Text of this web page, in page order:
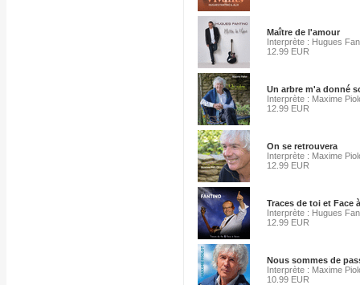
Maître de l'amour
Interprète : Hugues
12.99 EUR
Un arbre m'a donné
Interprète : Maxime
12.99 EUR
On se retrouvera
Interprète : Maxime
12.99 EUR
Traces de toi et Face
Interprète : Hugues
12.99 EUR
Nous sommes de
Interprète : Maxime
10.99 EUR